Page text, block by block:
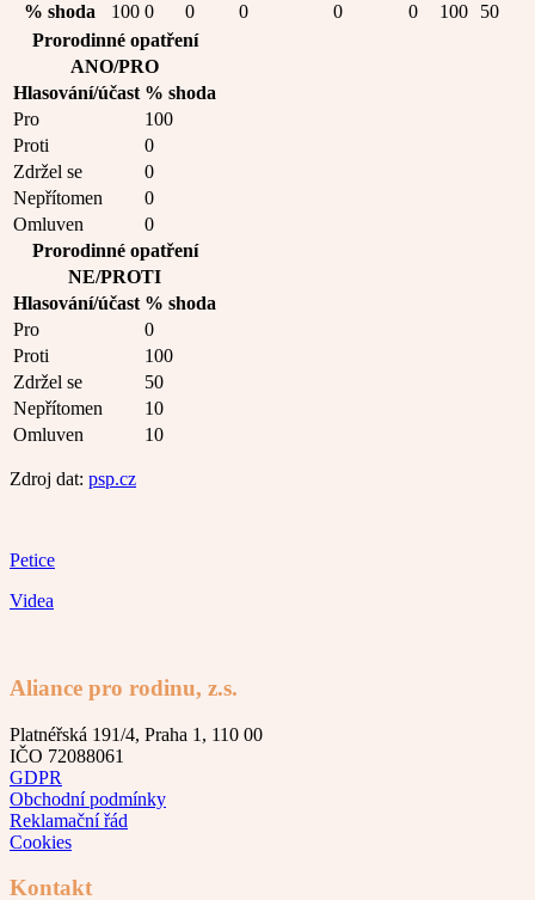
% shoda 100 0 0 0 0 0 100 50
Prorodinné opatření
ANO/PRO
Hlasování/účast % shoda
Pro
100
Proti
0
Zdržel se
0
Nepřítomen
0
Omluven
0
Prorodinné opatření
NE/PROTI
Hlasování/účast % shoda
Pro
0
Proti
100
Zdržel se
50
Nepřítomen
10
Omluven
10
Zdroj dat: psp.cz
Petice
Videa
Aliance pro rodinu, z.s.
Platnéřská 191/4, Praha 1, 110 00
IČO 72088061
GDPR
Obchodní podmínky
Reklamační řád
Cookies
Kontakt